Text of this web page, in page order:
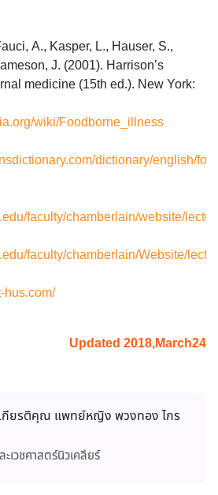
A., Kasper, L., Hauser, S.,
J. (2001). Harrison’s
medicine (15th ed.). New York:
wiki/Foodborne_illness
dictionary/english/
faculty/chamberlain/website/
faculty/chamberlain/Website/
hus.com/
Updated 2018,March24
กียรติคุณ แพทย์หญิง พวงทอง ไกร
เวชศาสตร์นิวเคลียร์